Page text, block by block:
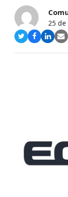
25 de
Compartir
Twitter
Compartir
Facebook